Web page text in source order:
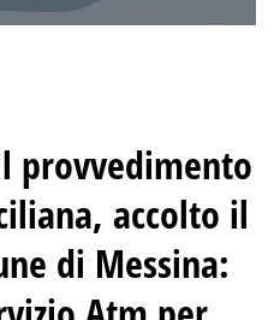
provvedimento
accolto il
di Messina: